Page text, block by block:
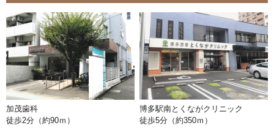
加茂歯科
徒歩2分（約90ｍ）
博多駅南とくながクリニック
徒歩5分（約350ｍ）